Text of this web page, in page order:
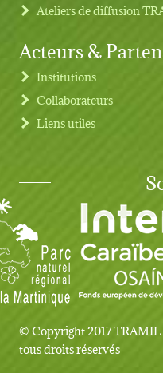
Ateliers de diffusion
Acteurs &
Institutions
Collaborateurs
Liens utiles
© Copyright 2017 TRAMIL
tous droits réservés